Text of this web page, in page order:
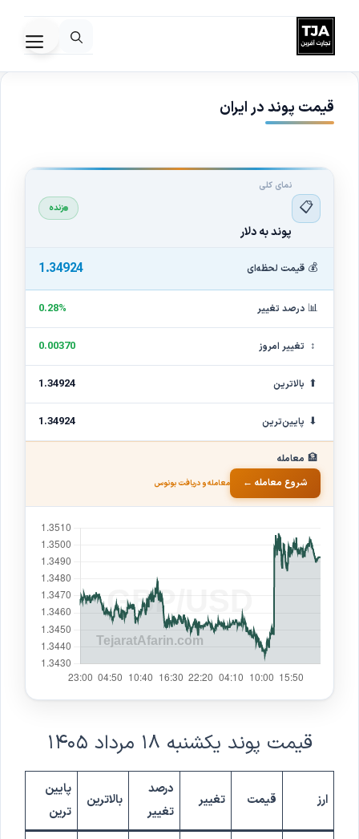
به
محتواقیمت پوند در ایران
📋
نمای کلی
پوند به دلار
زنده
💰 قیمت لحظه‌ای 1.34924
📊 درصد تغییر 0.28%
↕ تغییر امروز 0.00370
⬆ بالاترین 1.34924
⬇ پایین‌ترین 1.34924
🏦 معامله
شروع معامله ←
معامله و دریافت بونوس
قیمت پوند یکشنبه ۱۸ مرداد ۱۴۰۵
ارز قیمت تغییر
درصد
تغییر
بالاترین
پایین
ترین